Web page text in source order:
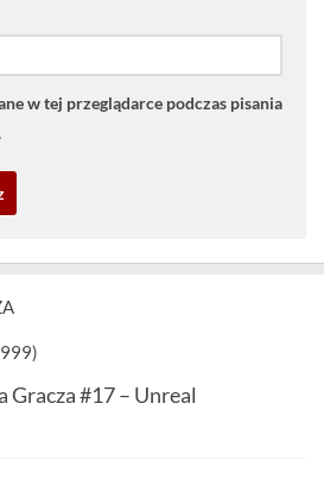
w tej przeglądarce podczas pisania
#17 – Unreal